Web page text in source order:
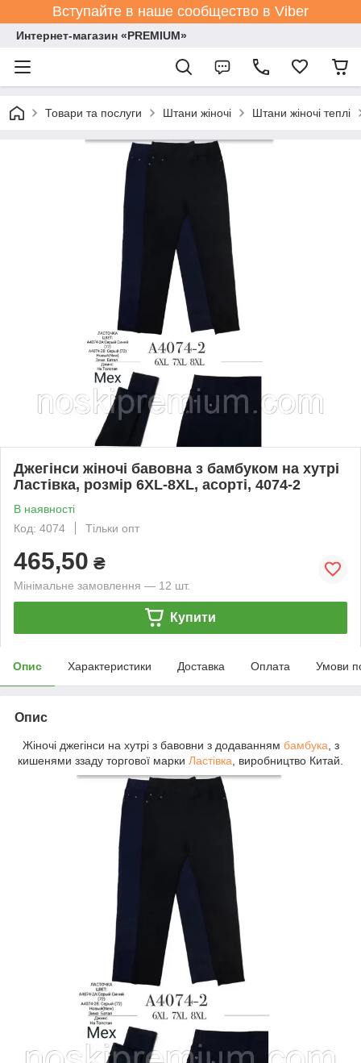
Вступайте в наше сообщество в Viber
Интернет-магазин «PREMIUM»
Товари та послуги Штани жіночі Штани жіночі теплі
Джегінси жіночі бавовна з бамбуком на хутрі
Ластівка, розмір 6XL-8XL, асорті, 4074-2
В наявності
Код: 4074
Тільки опт
465,50 ₴
Мінімальне замовлення — 12 шт.
Купити
Опис Характеристики Доставка Оплата Умови
Опис
Жіночі джегінси на хутрі з бавовни з додаванням бамбука , з
кишенями ззаду торгової марки Ластівка , виробництво Китай.